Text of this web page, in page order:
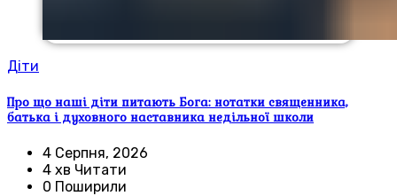
Діти
Про що наші діти питають Бога: нотатки священника,
батька і духовного наставника недільної школи
4 Серпня, 2026
4 хв Читати
0 Поширили